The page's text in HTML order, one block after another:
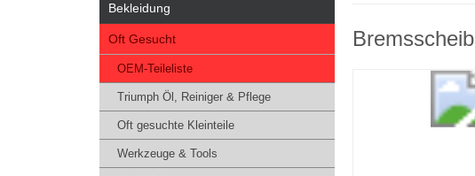
Bekleidung
Oft Gesucht
OEM-Teileliste
Triumph Öl, Reiniger & Pflege
Oft gesuchte Kleinteile
Werkzeuge & Tools